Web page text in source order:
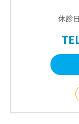
休診